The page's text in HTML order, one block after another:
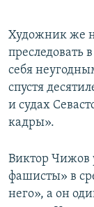
Художник же
преследовать
себя
спустя
и судах
кадры».
Виктор Чижов
фашисты» в
него», а он